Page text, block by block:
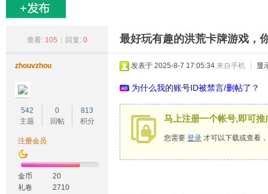
› ›
查看: 105 回复: 0 最好玩有趣的洪荒卡牌游戏，
zhouvzhou
542
主题
0
回帖
813
积分
注册会员
金币
20
礼卷
2710
发表于 2025-8-7 17:05:34 来自手机 显
为什么我的账号ID被禁言/删帖了？
马上注册一个帐号,即可推
您需要 登录 才可以下载或查看